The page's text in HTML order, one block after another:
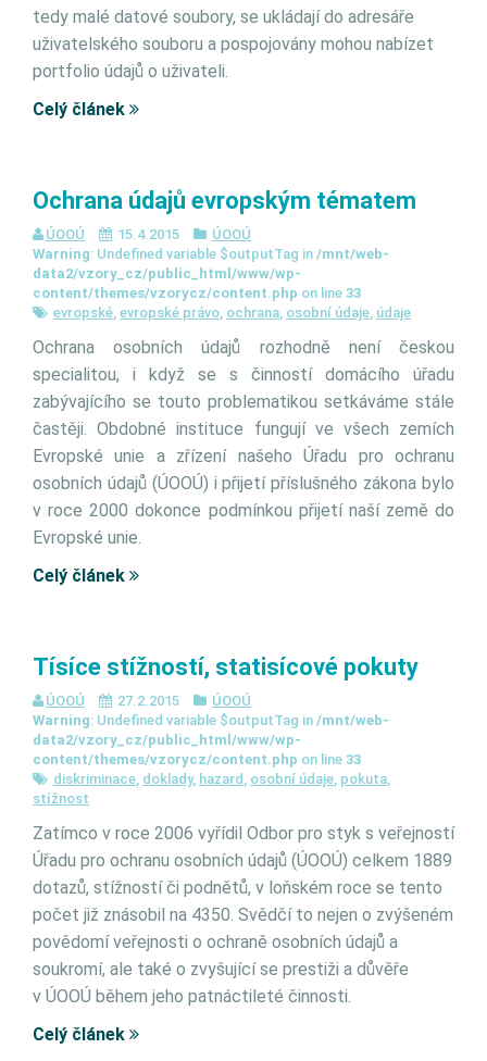
tedy malé datové soubory, se ukládají do adresáře
uživatelského souboru a pospojovány mohou nabízet
portfolio údajů o uživateli.
Celý článek
Ochrana údajů evropským tématem
ÚOOÚ 15.4.2015
ÚOOÚ
Warning: Undefined variable $outputTag in /mnt/web-
data2/vzory_cz/public_html/www/wp-
content/themes/vzorycz/content.php on line 33
evropské, evropské právo, ochrana, osobní údaje, údaje
Ochrana osobních údajů rozhodně není českou
specialitou, i když se s činností domácího úřadu
zabývajícího se touto problematikou setkáváme stále
častěji. Obdobné instituce fungují ve všech zemích
Evropské unie a zřízení našeho Úřadu pro ochranu
osobních údajů (ÚOOÚ) i přijetí příslušného zákona bylo
v roce 2000 dokonce podmínkou přijetí naší země do
Evropské unie.
Celý článek
Tísíce stížností, statisícové pokuty
ÚOOÚ 27.2.2015
ÚOOÚ
Warning: Undefined variable $outputTag in /mnt/web-
data2/vzory_cz/public_html/www/wp-
content/themes/vzorycz/content.php on line 33
diskriminace, doklady, hazard , osobní údaje, pokuta,
stížnost
Zatímco v roce 2006 vyřídil Odbor pro styk s veřejností
Úřadu pro ochranu osobních údajů (ÚOOÚ) celkem 1889
dotazů, stížností či podnětů, v loňském roce se tento
počet již znásobil na 4350. Svědčí to nejen o zvýšeném
povědomí veřejnosti o ochraně osobních údajů a
soukromí, ale také o zvyšující se prestiži a důvěře
v ÚOOÚ během jeho patnáctileté činnosti.
Celý článek